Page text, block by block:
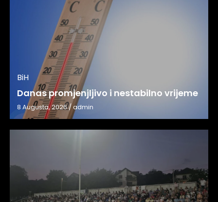
BiH
Danas promjenjljivo i nestabilno vrijeme
8 Augusta, 2026/admin